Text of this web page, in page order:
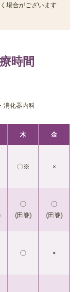
場合がございます
時間
消化器内科
木 金
〇※ ×
〇
(田巻)
〇
(田巻)
〇 ×